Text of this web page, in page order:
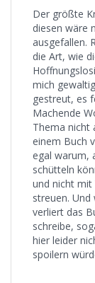
Der größte
diesen wäre
ausgefallen.
die Art, wie
mich
gestreut, es
Machende
Thema nicht
einem Buch
egal warum,
schütteln
und nicht mit
streuen.
verliert das
schreibe,
hier leider
spoilern